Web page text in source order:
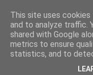
This site uses
and to analyze traffic.
shared with Google
metrics to ensure
statistics, and to